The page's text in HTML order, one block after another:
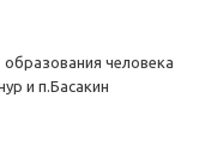
человека
и п.Басакин